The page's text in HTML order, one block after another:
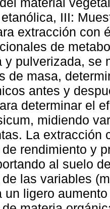
III:
extracción con
de
y pulverizada, se
de masa,
antes y
determinar el
midiendo
La extracción
rendimiento y
al suelo
las variables
un ligero